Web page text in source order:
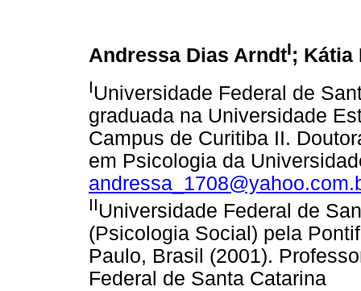
Andressa Dias ArndtI; Kátia
IUniversidade Federal de
graduada na Universidade
Campus de Curitiba II.
em Psicologia da
IIUniversidade Federal de
(Psicologia Social) pela
Paulo, Brasil (2001).
Federal de Santa Catarina